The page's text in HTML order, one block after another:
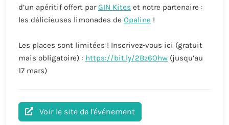
d’un apéritif offert parGIN Kites et notre partenaire :
les délicieuses limonades de Opaline !
Les places sont limitées ! Inscrivez-vous ici (gratuit
mais obligatoire) : https://bit.ly/2Bz6Ohw (jusqu’au
17 mars)
Voir le site de l'événement